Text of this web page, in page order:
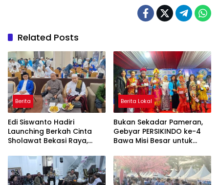
Related Posts
Berita
Edi Siswanto Hadiri
Launching Berkah Cinta
Sholawat Bekasi Raya,
yang Amanah
Berita Lokal
Bukan Sekadar Pameran,
Gebyar PERSIKINDO ke-4
Bawa Misi Besar untuk